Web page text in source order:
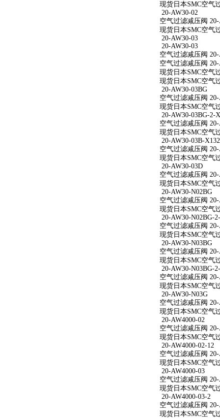
现货日本SMC空气
20-AW30-02
空气过滤减压阀 20-
现货日本SMC空气
20-AW30-03
20-AW30-03
空气过滤减压阀 20-
空气过滤减压阀 20-
现货日本SMC空气
现货日本SMC空气
20-AW30-03BG
空气过滤减压阀 20-
现货日本SMC空气
20-AW30-03BG-2-
空气过滤减压阀
现货日本SMC空气
20-AW30-03B-X132
空气过滤减压阀
现货日本SMC空气
20-AW30-03D
空气过滤减压阀
现货日本SMC空气
20-AW30-N02BG
空气过滤减压阀
现货日本SMC空气
20-AW30-N02BG-
空气过滤减压阀
现货日本SMC空气
20-AW30-N03BG
空气过滤减压阀
现货日本SMC空气
20-AW30-N03BG-
空气过滤减压阀
现货日本SMC空气
20-AW30-N03G
空气过滤减压阀
现货日本SMC空气
20-AW4000-02
空气过滤减压阀 20-
现货日本SMC空气
20-AW4000-02-12
空气过滤减压阀 20-
现货日本SMC空气
20-AW4000-03
空气过滤减压阀 20-
现货日本SMC空气
20-AW4000-03-2
空气过滤减压阀 20-
现货日本SMC空气